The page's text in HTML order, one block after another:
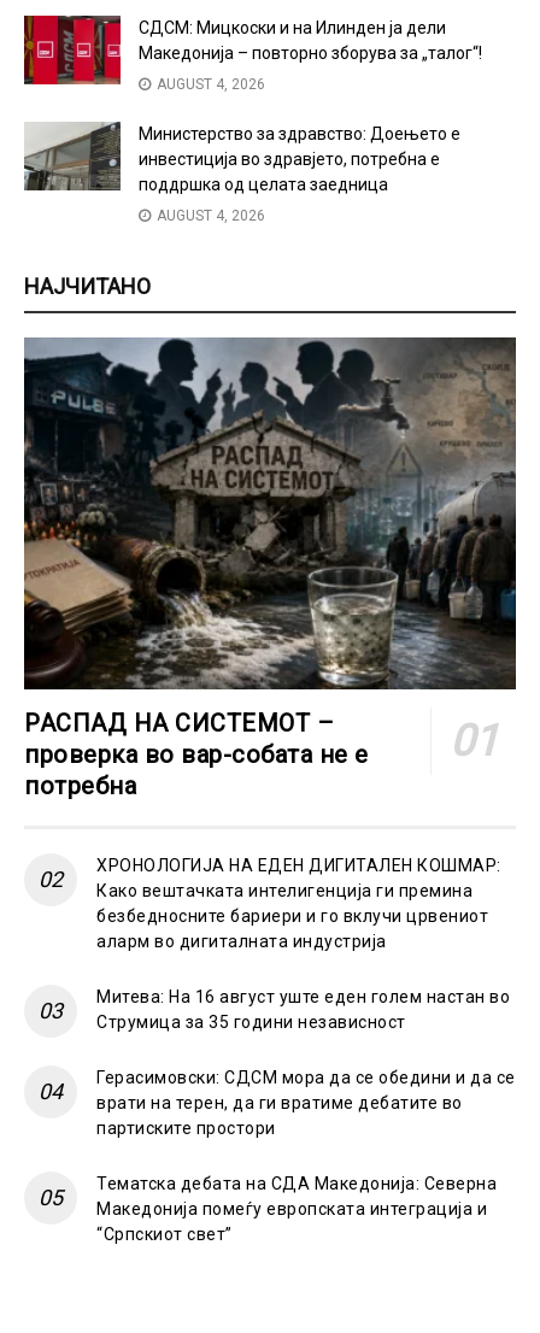
СДСМ: Мицкоски и на Илинден ја дели
Македонија – повторно зборува за „талог“!
AUGUST 4, 2026
Министерство за здравство: Доењето е
инвестиција во здравјето, потребна е
поддршка од целата заедница
AUGUST 4, 2026
НАЈЧИТАНО
РАСПАД НА СИСТЕМОТ –
проверка во вар-собата не е
потребна
ХРОНОЛОГИЈА НА ЕДЕН ДИГИТАЛЕН КОШМАР:
Како вештачката интелигенција ги премина
безбедносните бариери и го вклучи црвениот
аларм во дигиталната индустрија
Митева: На 16 август уште еден голем настан во
Струмица за 35 години независност
Герасимовски: СДСМ мора да се обедини и да се
врати на терен, да ги вратиме дебатите во
партиските простори
Тематска дебата на СДА Македонија: Северна
Македонија помеѓу европската интеграција и
“Српскиот свет”